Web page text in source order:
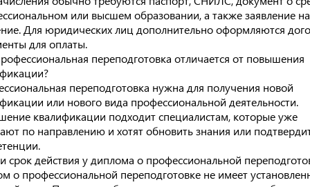
или высшем образовании, а также заявление на
Для юридических лиц дополнительно оформляются
для оплаты.
переподготовка отличается от повышения
переподготовка нужна для получения новой
или нового вида профессиональной деятельности.
квалификации подходит специалистам, которые уже
по направлению и хотят обновить знания или
срок действия у диплома о профессиональной
о профессиональной переподготовке не имеет